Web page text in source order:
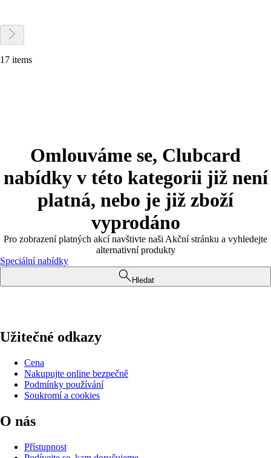
17 items
Omlouváme se, Clubcard
nabídky v této kategorii již není
platná, nebo je již zboží
vyprodáno
Pro zobrazení platných akcí navštivte naši Akční stránku a vyhledejte
alternativní produkty
Speciální nabídky
Hledat
Užitečné odkazy
Cena
Nakupujte online bezpečně
Podmínky používání
Soukromí a cookies
O nás
Přístupnost